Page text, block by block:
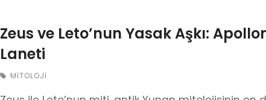
Zeus ve Leto’nun Yasak Aşkı:
Laneti
MITOLOJI